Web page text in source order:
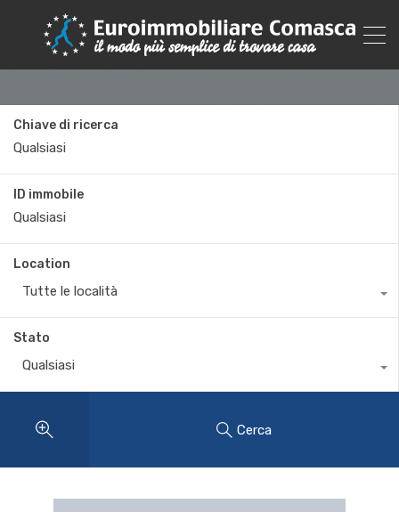
Chiave di ricerca
ID immobile
Location
Tutte le località
Stato
Qualsiasi
Cerca